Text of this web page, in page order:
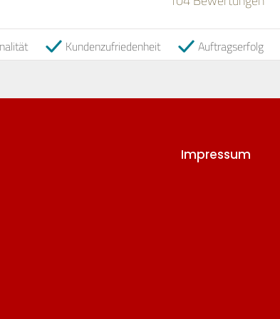
Kundenzufriedenheit Auftragserfolg
Impressum